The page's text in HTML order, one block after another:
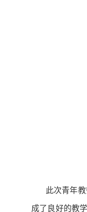
此次青年
成了良好的教